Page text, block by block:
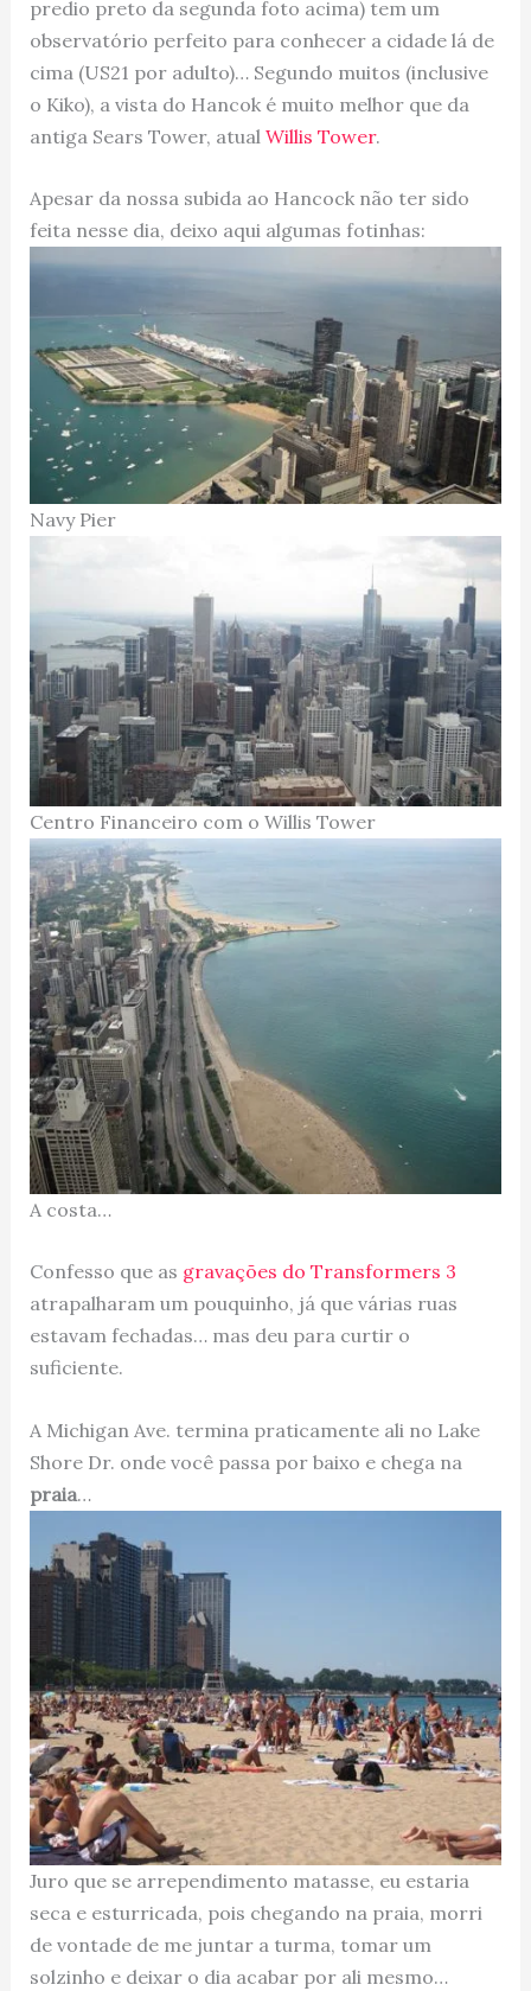
predio preto da segunda foto acima) tem um
observatório perfeito para conhecer a cidade lá de
cima (US21 por adulto)… Segundo muitos (inclusive
o Kiko), a vista do Hancok é muito melhor que da
antiga Sears Tower, atual Willis Tower.
Apesar da nossa subida ao Hancock não ter sido
feita nesse dia, deixo aqui algumas fotinhas:
Navy Pier
Centro Financeiro com o Willis Tower
A costa…
Confesso que as gravações do Transformers 3
atrapalharam um pouquinho, já que várias ruas
estavam fechadas… mas deu para curtir o
suficiente.
A Michigan Ave. termina praticamente ali no Lake
Shore Dr. onde você passa por baixo e chega na
praia…
Juro que se arrependimento matasse, eu estaria
seca e esturricada, pois chegando na praia, morri
de vontade de me juntar a turma, tomar um
solzinho e deixar o dia acabar por ali mesmo…